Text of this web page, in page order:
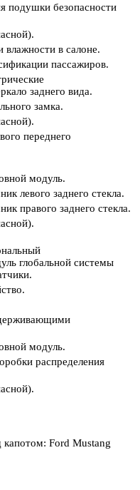
подушки безопасности
влажности в салоне.
пассажиров.
заднего вида.
замка.
переднего
модуль.
левого заднего стекла.
правого заднего стекла.
глобальной системы
модуль.
распределения